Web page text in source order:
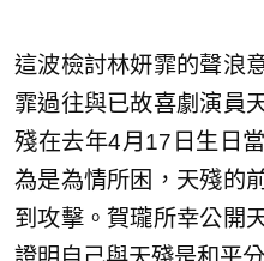
這波檢討林妍霏的聲浪
霏過往與已故喜劇演員
殘在去年4月17日生日
為是為情所困，天殘的
到攻擊。賀瓏所幸公開